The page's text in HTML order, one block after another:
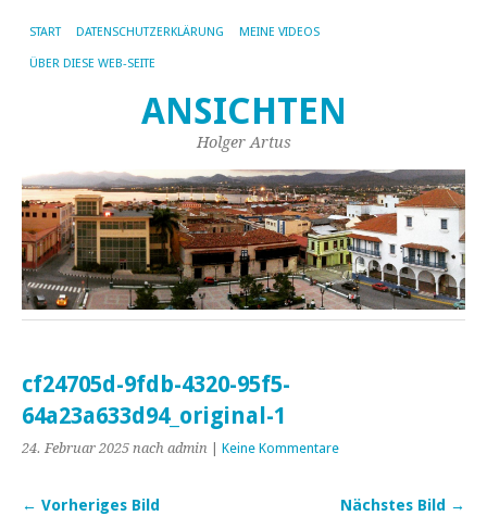
START DATENSCHUTZERKLÄRUNG MEINE VIDEOS
ÜBER DIESE WEB-SEITE
ANSICHTEN
Holger Artus
cf24705d-9fdb-4320-95f5-
64a23a633d94_original-1
24. Februar 2025 nach admin Keine Kommentare
← Vorheriges Bild Nächstes Bild →